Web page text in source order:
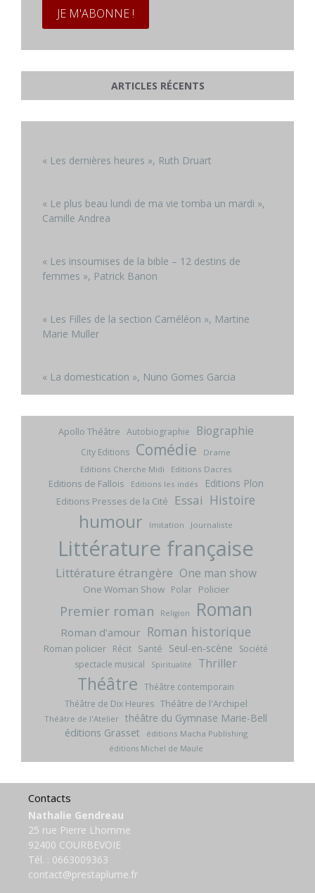
ARTICLES RÉCENTS
« Les dernières heures », Ruth Druart
« Le plus beau lundi de ma vie tomba un mardi »,
Camille Andrea
« Les insoumises de la bible – 12 destins de
femmes », Patrick Banon
« Les Filles de la section Caméléon », Martine
Marie Muller
« La domestication », Nuno Gomes Garcia
Apollo Théâtre Autobiographie Biographie
City Editions Comédie
Drame
Editions Cherche Midi
Editions Dacres
Editions de Fallois Editions les indés Editions Plon
Editions Presses de la Cité Essai Histoire
humour Imitation Journaliste
Littérature française
Littérature étrangère One man show
One Woman Show Polar Policier
Premier roman Religion Roman
Roman d'amour Roman historique
Roman policier Récit Santé Seul-en-scène
Société
spectacle musical
Spiritualité Thriller
Théâtre Théâtre contemporain
Théâtre de Dix Heures Théâtre de l'Archipel
Théâtre de l'Atelier théâtre du Gymnase Marie-Bell
éditions Grasset
éditions Macha Publishing
éditions Michel de Maule
Contacts
Nathalie Gendreau
25 rue Pierre Lhomme
92400 COURBEVOIE
Tél. : 0663009363
contact@prestaplume.fr